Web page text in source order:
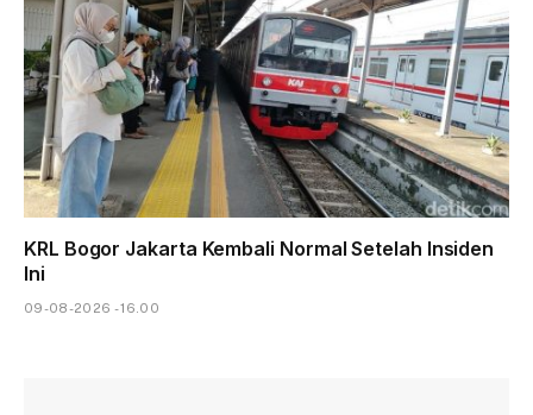
KRL Bogor Jakarta Kembali Normal Setelah Insiden
Ini
09-08-2026 - 16.00